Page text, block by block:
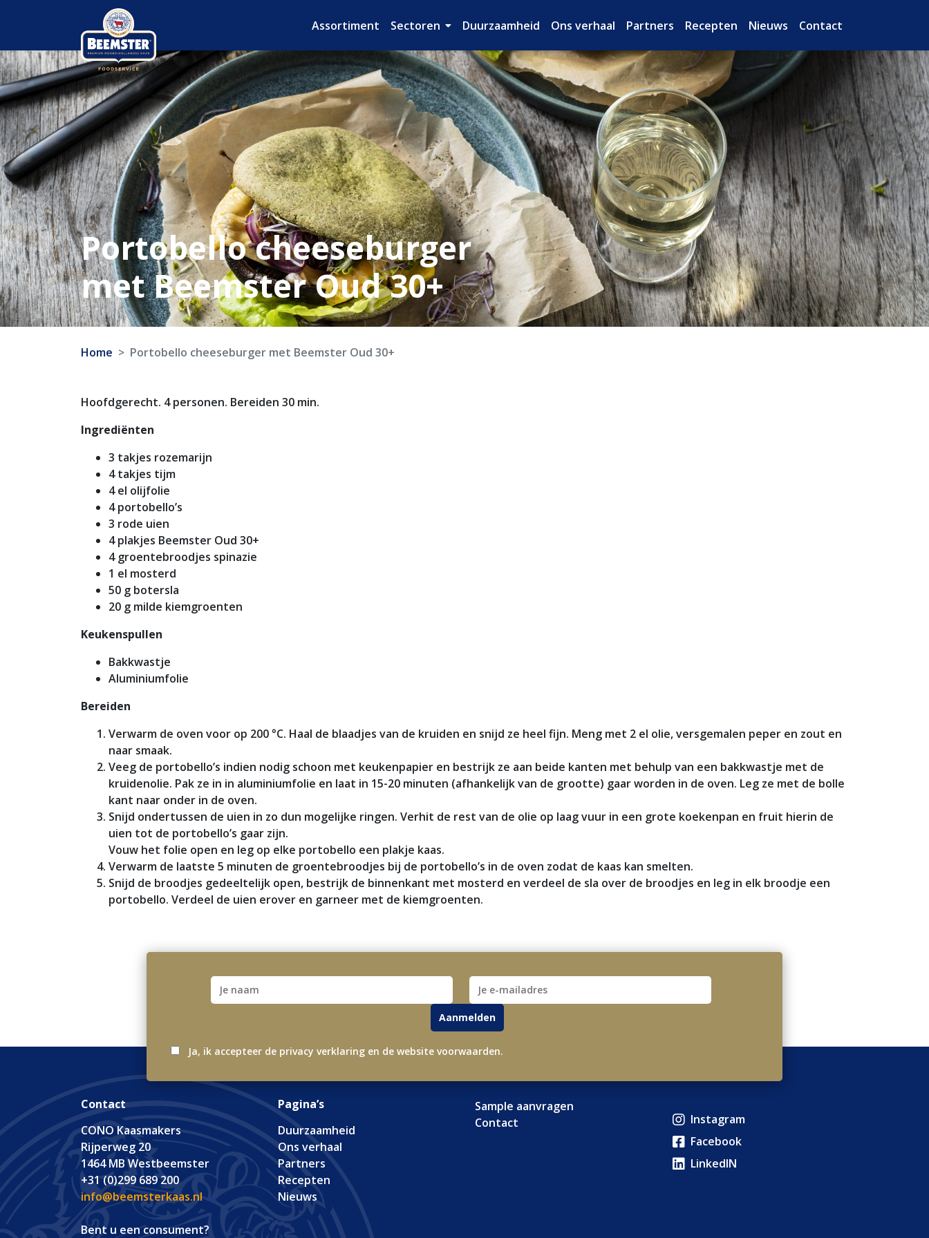
Assortiment Sectoren Duurzaamheid Ons verhaal Partners Recepten Nieuws Contact
Portobello cheeseburger
met Beemster Oud 30+
Home Portobello cheeseburger met Beemster Oud 30+
Hoofdgerecht. 4 personen. Bereiden 30 min.
Ingrediënten
3 takjes rozemarijn
4 takjes tijm
4 el olijfolie
4 portobello’s
3 rode uien
4 plakjes Beemster Oud 30+
4 groentebroodjes spinazie
1 el mosterd
50 g botersla
20 g milde kiemgroenten
Keukenspullen
Bakkwastje
Aluminiumfolie
Bereiden
Verwarm de oven voor op 200 °C. Haal de blaadjes van de kruiden en snijd ze heel fijn. Meng met 2 el olie, versgemalen peper en zout en
naar smaak.
Veeg de portobello’s indien nodig schoon met keukenpapier en bestrijk ze aan beide kanten met behulp van een bakkwastje met de
kruidenolie. Pak ze in in aluminiumfolie en laat in 15-20 minuten (afhankelijk van de grootte) gaar worden in de oven. Leg ze met de bolle
kant naar onder in de oven.
Snijd ondertussen de uien in zo dun mogelijke ringen. Verhit de rest van de olie op laag vuur in een grote koekenpan en fruit hierin de
uien tot de portobello’s gaar zijn.
Vouw het folie open en leg op elke portobello een plakje kaas.
Verwarm de laatste 5 minuten de groentebroodjes bij de portobello’s in de oven zodat de kaas kan smelten.
Snijd de broodjes gedeeltelijk open, bestrijk de binnenkant met mosterd en verdeel de sla over de broodjes en leg in elk broodje een
portobello. Verdeel de uien erover en garneer met de kiemgroenten.
Ja, ik accepteer de privacy verklaring en de website voorwaarden.
Contact
CONO Kaasmakers
Rijperweg 20
1464 MB Westbeemster
+31 (0)299 689 200
info@beemsterkaas.nl
Bent u een consument?
Pagina’s
Duurzaamheid
Ons verhaal
Partners
Recepten
Nieuws
Sample aanvragen
Contact
Instagram
Facebook
LinkedIN